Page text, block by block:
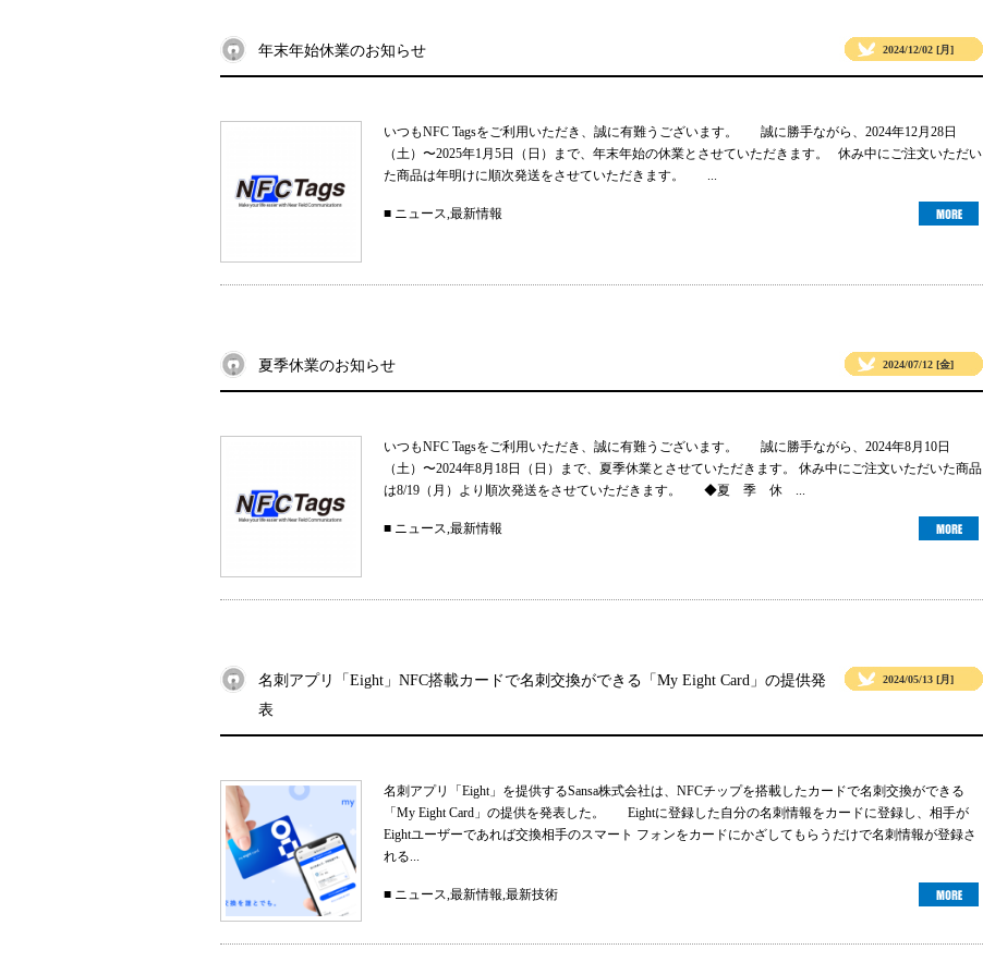
年末年始休業のお知らせ 2024/12/02 [月]
いつもNFC Tagsをご利用いただき、誠に有難うございます。 誠に勝手ながら、2024年12月28日
（土）〜2025年1月5日（日）まで、年末年始の休業とさせていただきます。 休み中にご注文いただい
た商品は年明けに順次発送をさせていただきます。 ...
■ ニュース,最新情報
夏季休業のお知らせ 2024/07/12 [金]
いつもNFC Tagsをご利用いただき、誠に有難うございます。 誠に勝手ながら、2024年8月10日
（土）〜2024年8月18日（日）まで、夏季休業とさせていただきます。 休み中にご注文いただいた商品
は8/19（月）より順次発送をさせていただきます。 ◆夏 季 休 ...
■ ニュース,最新情報
名刺アプリ「Eight」NFC搭載カードで名刺交換ができる「My Eight Card」の提供発
表
2024/05/13 [月]
名刺アプリ「Eight」を提供するSansa株式会社は、NFCチップを搭載したカードで名刺交換ができる
「My Eight Card」の提供を発表した。 Eightに登録した自分の名刺情報をカードに登録し、相手が
Eightユーザーであれば交換相手のスマート フォンをカードにかざしてもらうだけで名刺情報が登録さ
れる...
■ ニュース,最新情報,最新技術